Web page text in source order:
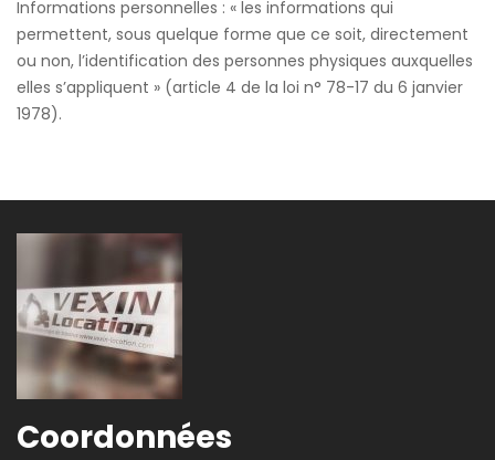
Informations personnelles : « les informations qui
permettent, sous quelque forme que ce soit, directement
ou non, l’identification des personnes physiques auxquelles
elles s’appliquent » (article 4 de la loi n° 78-17 du 6 janvier
1978).
Coordonnées